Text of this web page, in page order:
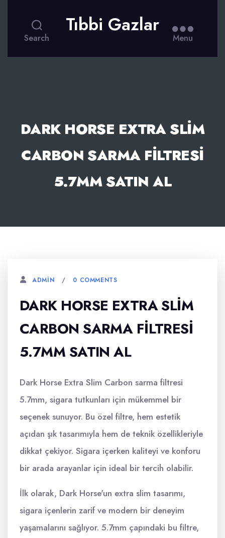
Search
Tıbbi Gazlar
Menu
DARK HORSE EXTRA SLIM
CARBON SARMA FILTRESI
5.7MM SATIN AL
ADMIN 0 COMMENTS
DARK HORSE EXTRA SLIM
CARBON SARMA FILTRESI
5.7MM SATIN AL
Dark Horse Extra Slim Carbon sarma filtresi
5.7mm, sigara tutkunları için mükemmel bir
seçenek sunuyor. Bu özel filtre, hem estetik
açıdan şık tasarımıyla hem de teknik özellikleriyle
dikkat çekiyor. Sigara içerken kaliteyi ve konforu
bir arada arayanlar için ideal bir tercih olabilir.
İlk olarak, Dark Horse'un extra slim tasarımı,
sigara içenlerin zarif ve modern bir deneyim
yaşamalarını sağlıyor. 5.7mm çapındaki bu filtre,